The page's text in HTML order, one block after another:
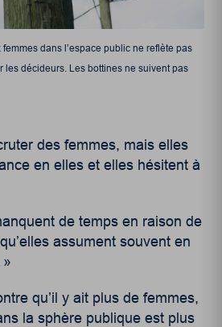
dans l’espace public ne reflète pas
les décideurs. Les bottines ne suivent pas
des femmes, mais elles
en elles et elles hésitent à
de temps en raison de
assument souvent en
qu’il y ait plus de femmes,
la sphère publique est plus